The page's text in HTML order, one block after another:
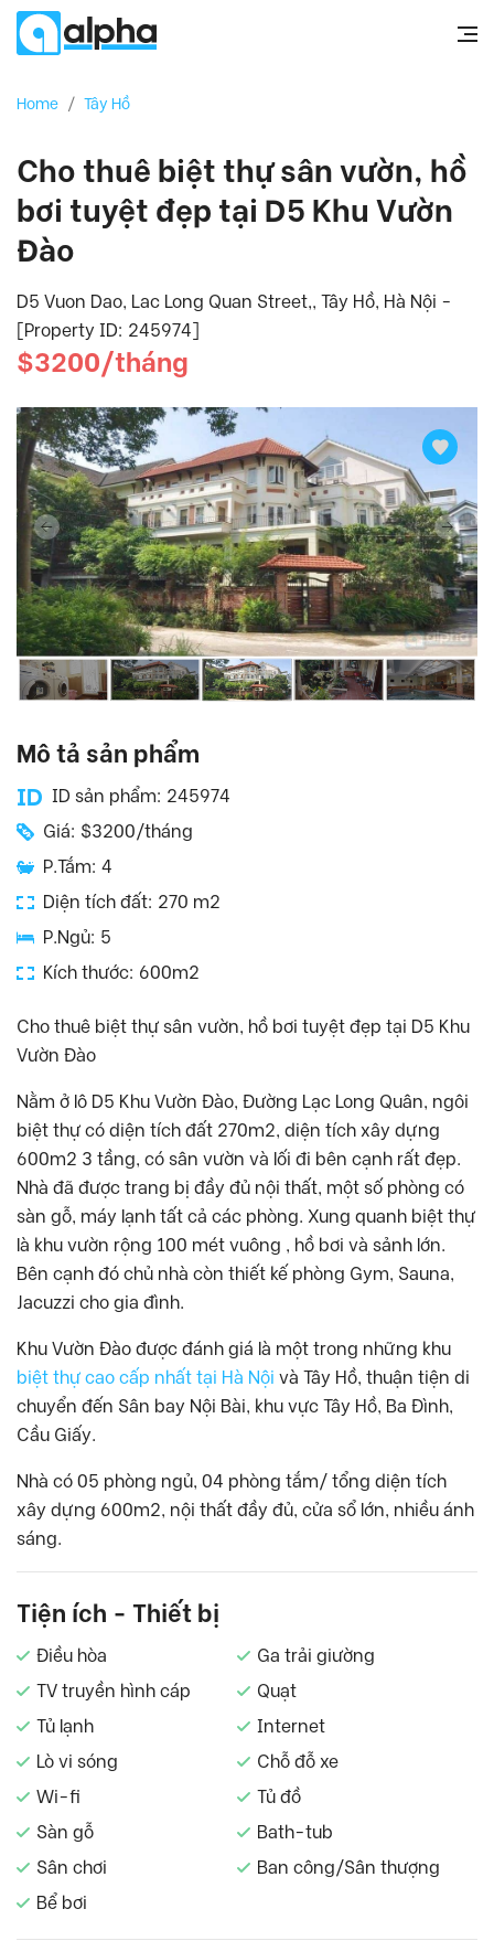
Home / Tây Hồ
Cho thuê biệt thự sân vườn, hồ
bơi tuyệt đẹp tại D5 Khu Vườn
Đào
D5 Vuon Dao, Lac Long Quan Street,, Tây Hồ, Hà Nội -
[Property ID: 245974]
$3200/tháng
Mô tả sản phẩm
ID sản phẩm: 245974
Giá: $3200/tháng
P.Tắm: 4
Diện tích đất: 270 m2
P.Ngủ: 5
Kích thước: 600m2
Cho thuê biệt thự sân vườn, hồ bơi tuyệt đẹp tại D5 Khu
Vườn Đào
Nằm ở lô D5 Khu Vườn Đào, Đường Lạc Long Quân, ngôi
biệt thự có diện tích đất 270m2, diện tích xây dựng
600m2 3 tầng, có sân vườn và lối đi bên cạnh rất đẹp.
Nhà đã được trang bị đầy đủ nội thất, một số phòng có
sàn gỗ, máy lạnh tất cả các phòng. Xung quanh biệt thự
là khu vườn rộng 100 mét vuông , hồ bơi và sảnh lớn.
Bên cạnh đó chủ nhà còn thiết kế phòng Gym, Sauna,
Jacuzzi cho gia đình.
Khu Vườn Đào được đánh giá là một trong những khu
biệt thự cao cấp nhất tại Hà Nội và Tây Hồ, thuận tiện di
chuyển đến Sân bay Nội Bài, khu vực Tây Hồ, Ba Đình,
Cầu Giấy.
Nhà có 05 phòng ngủ, 04 phòng tắm/ tổng diện tích
xây dựng 600m2, nội thất đầy đủ, cửa sổ lớn, nhiều ánh
sáng.
Tiện ích - Thiết bị
Điều hòa
Ga trải giường
TV truyền hình cáp
Quạt
Tủ lạnh
Internet
Lò vi sóng
Chỗ đỗ xe
Wi-fi
Tủ đồ
Sàn gỗ
Bath-tub
Sân chơi
Ban công/Sân thượng
Bể bơi